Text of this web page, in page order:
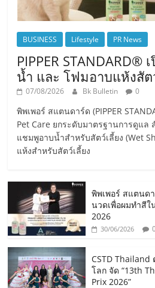
BUSINESS Lifestyle PR News
PIPPER STANDARD®
น้ำ และ โฟมอาบแห้งสัต
07/08/2026 Bk Bulletin 0
พิพเพอร์ สแตนดาร์ด (PIPPER
Pet Care ยกระดับมาตรฐานการดูแล
แชมพูอาบน้ำสำหรับสัตว์เลี้ยง (Wet
แห้งสำหรับสัตว์เลี้ยง
พิพเพอร์ สแตนด
นวดเพื่อผมทำสีใ
2026
30/06/2026
CSTD Thailand
โลก จัด “13th
Prix 2026”